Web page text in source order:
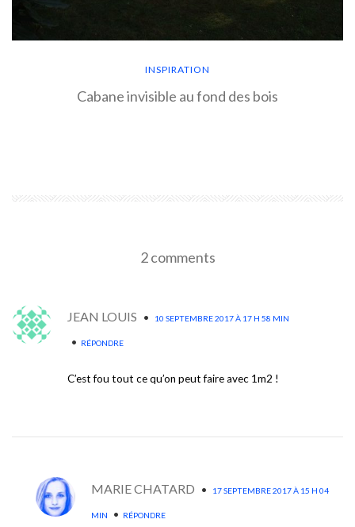
INSPIRATION
Cabane invisible au fond des bois
2 comments
JEAN LOUIS • 10 SEPTEMBRE 2017 À 17 H 58 MIN
• RÉPONDRE
C’est fou tout ce qu’on peut faire avec 1m2 !
MARIE CHATARD • 17 SEPTEMBRE 2017 À 15 H 04
MIN • RÉPONDRE